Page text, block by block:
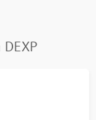
Подробнее →